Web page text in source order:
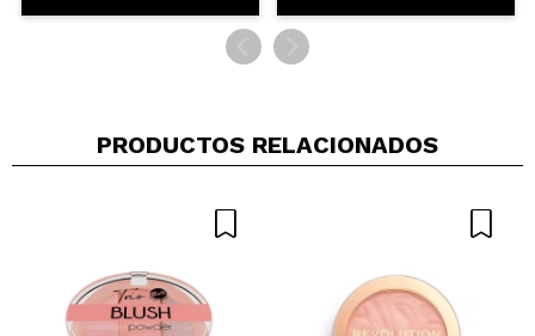
PRODUCTOS RELACIONADOS